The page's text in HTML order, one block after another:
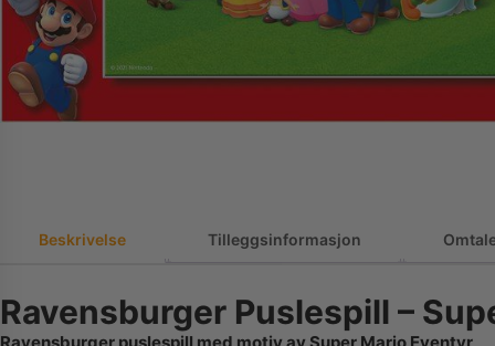
Beskrivelse Tilleggsinformasjon
Ravensburger Puslespill –
Ravensburger puslespill med motiv av Super Mario Eventyr